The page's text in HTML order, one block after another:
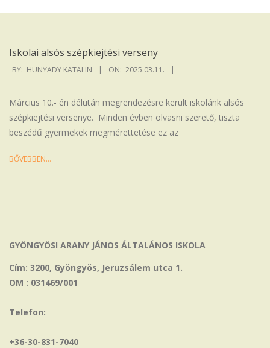
Iskola
Iskolai alsós szépkiejtési verseny
2025-
BY: HUNYADY KATALIN ON: 2025.03.11.
Március 10.- én délután megrendezésre került iskolánk alsós
szépkiejtési versenye. Minden évben olvasni szerető, tiszta
beszédű gyermekek megmérettetése ez az
BŐVEBBEN…
GYÖNGYÖSI ARANY JÁNOS ÁLTALÁNOS ISKOLA
Cím: 3200, Gyöngyös, Jeruzsálem utca 1.
OM : 031469/001
Telefon:
+36-30-831-7040